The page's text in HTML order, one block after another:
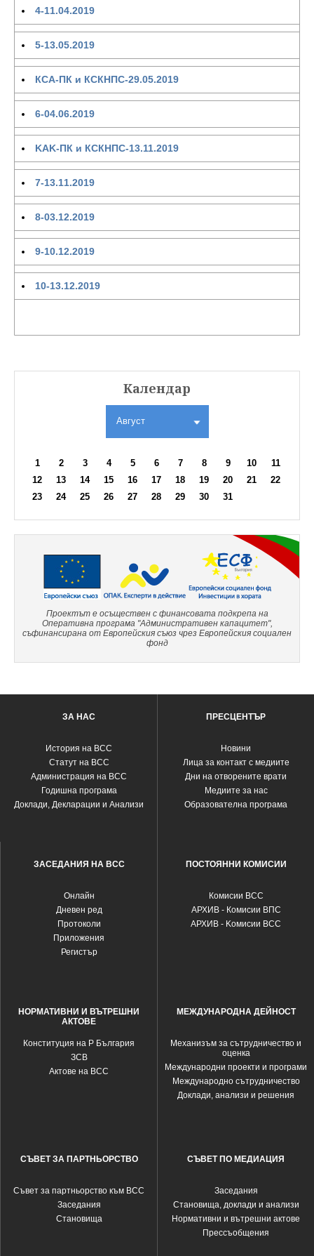
4-11.04.2019
5-13.05.2019
КСА-ПК и КСКНПС-29.05.2019
6-04.06.2019
KAK-ПК и КСКНПС-13.11.2019
7-13.11.2019
8-03.12.2019
9-10.12.2019
10-13.12.2019
Календар
Август
1 2 3 4 5 6 7 8 9 10
11
12
13 14 15 16 17 18 19 20 21
22
23
24 25 26 27 28 29 30 31
Проектът е осъществен с финансовата подкрепа на
Оперативна програма "Административен капацитет",
съфинансирана от Европейския съюз чрез Европейския социален
фонд
ЗА НАС
История на ВСС
Статут на ВСС
Администрация на ВСС
Годишна програма
Доклади, Декларации и Анализи
ПРЕСЦЕНТЪР
Новини
Лица за контакт с медиите
Дни на отворените врати
Медиите за нас
Образователна програма
ЗАСЕДАНИЯ НА ВСС
Oнлайн
Дневен ред
Протоколи
Приложения
Регистър
ПОСТОЯННИ КОМИСИИ
Комисии ВСС
АРХИВ - Комисии ВПС
АРХИВ - Kомисии ВСС
НОРМАТИВНИ И ВЪТРЕШНИ
АКТОВЕ
Конституция на Р България
ЗСВ
Актове на ВСС
МЕЖДУНАРОДНА ДЕЙНОСТ
Механизъм за сътрудничество и
оценка
Международни проекти и програми
Международно сътрудничество
Доклади, анализи и решения
СЪВЕТ ЗА ПАРТНЬОРСТВО
Съвет за партньорство към ВСС
Заседания
Становища
СЪВЕТ ПО МЕДИАЦИЯ
Заседания
Становища, доклади и анализи
Нормативни и вътрешни актове
Прессъобщения